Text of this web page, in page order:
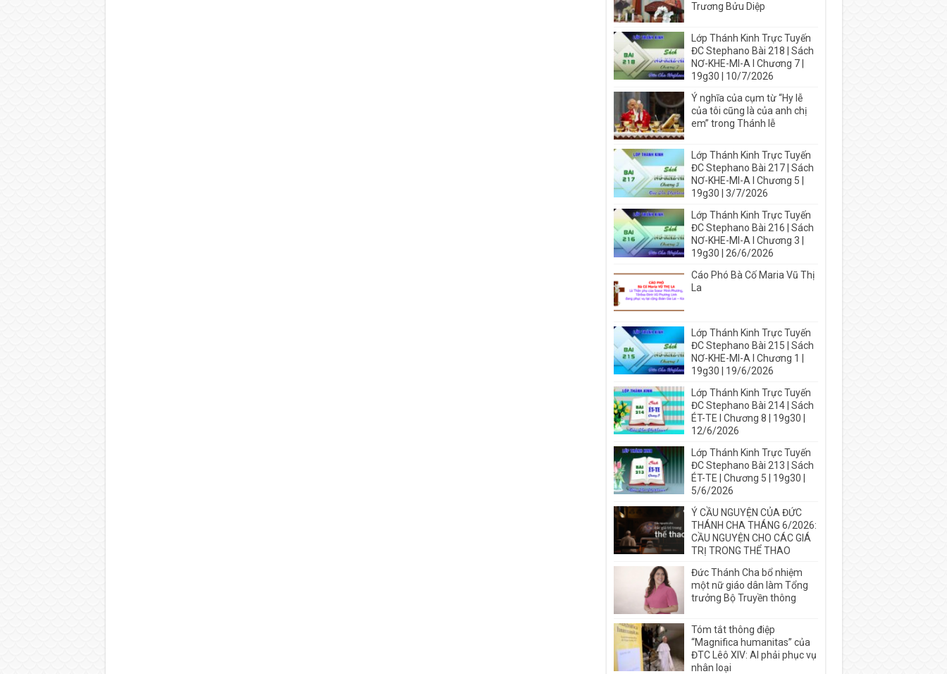
Trương Bửu Diệp
Lớp Thánh Kinh Trực Tuyến
ĐC Stephano Bài 218 | Sách
NƠ-KHE-MI-A I Chương 7 |
19g30 | 10/7/2026
Ý nghĩa của cụm từ “Hy lễ
của tôi cũng là của anh chị
em” trong Thánh lễ
Lớp Thánh Kinh Trực Tuyến
ĐC Stephano Bài 217 | Sách
NƠ-KHE-MI-A I Chương 5 |
19g30 | 3/7/2026
Lớp Thánh Kinh Trực Tuyến
ĐC Stephano Bài 216 | Sách
NƠ-KHE-MI-A I Chương 3 |
19g30 | 26/6/2026
Cáo Phó Bà Cố Maria Vũ Thị
La
Lớp Thánh Kinh Trực Tuyến
ĐC Stephano Bài 215 | Sách
NƠ-KHE-MI-A I Chương 1 |
19g30 | 19/6/2026
Lớp Thánh Kinh Trực Tuyến
ĐC Stephano Bài 214 | Sách
ÉT-TE I Chương 8 | 19g30 |
12/6/2026
Lớp Thánh Kinh Trực Tuyến
ĐC Stephano Bài 213 | Sách
ÉT-TE | Chương 5 | 19g30 |
5/6/2026
Ý CẦU NGUYỆN CỦA ĐỨC
THÁNH CHA THÁNG 6/2026:
CẦU NGUYỆN CHO CÁC GIÁ
TRỊ TRONG THỂ THAO
Đức Thánh Cha bổ nhiệm
một nữ giáo dân làm Tổng
trưởng Bộ Truyền thông
Tóm tắt thông điệp
“Magnifica humanitas” của
ĐTC Lêô XIV: AI phải phục vụ
nhân loại